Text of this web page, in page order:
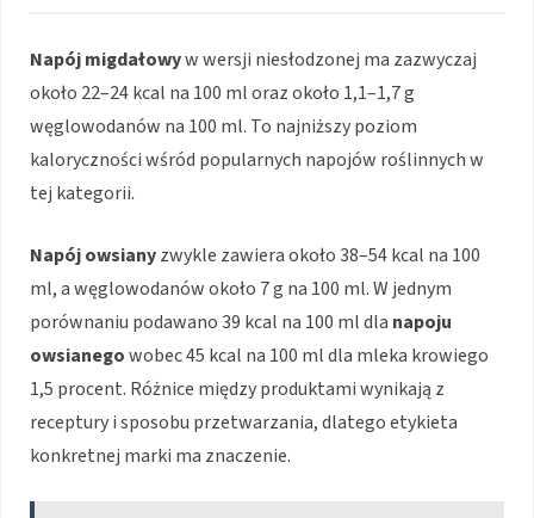
Napój migdałowyw wersji niesłodzonej ma zazwyczaj
około 22–24 kcal na 100 ml oraz około 1,1–1,7 g
węglowodanów na 100 ml. To najniższy poziom
kaloryczności wśród popularnych napojów roślinnych w
tej kategorii.
Napój owsianyzwykle zawiera około 38–54 kcal na 100
ml, a węglowodanów około 7 g na 100 ml. W jednym
porównaniu podawano 39 kcal na 100 ml dla napoju
owsianegowobec 45 kcal na 100 ml dla mleka krowiego
1,5 procent. Różnice między produktami wynikają z
receptury i sposobu przetwarzania, dlatego etykieta
konkretnej marki ma znaczenie.